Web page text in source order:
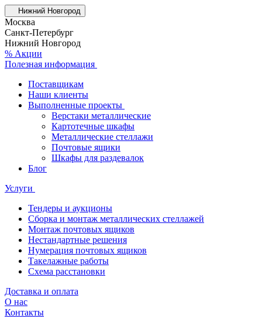
Нижний Новгород
Москва
Санкт-Петербург
Нижний Новгород
% Акции
Полезная информация
Поставщикам
Наши клиенты
Выполненные проекты
Верстаки металлические
Картотечные шкафы
Металлические стеллажи
Почтовые ящики
Шкафы для раздевалок
Блог
Услуги
Тендеры и аукционы
Сборка и монтаж металлических стеллажей
Монтаж почтовых ящиков
Нестандартные решения
Нумерация почтовых ящиков
Такелажные работы
Схема расстановки
Доставка и оплата
О нас
Контакты